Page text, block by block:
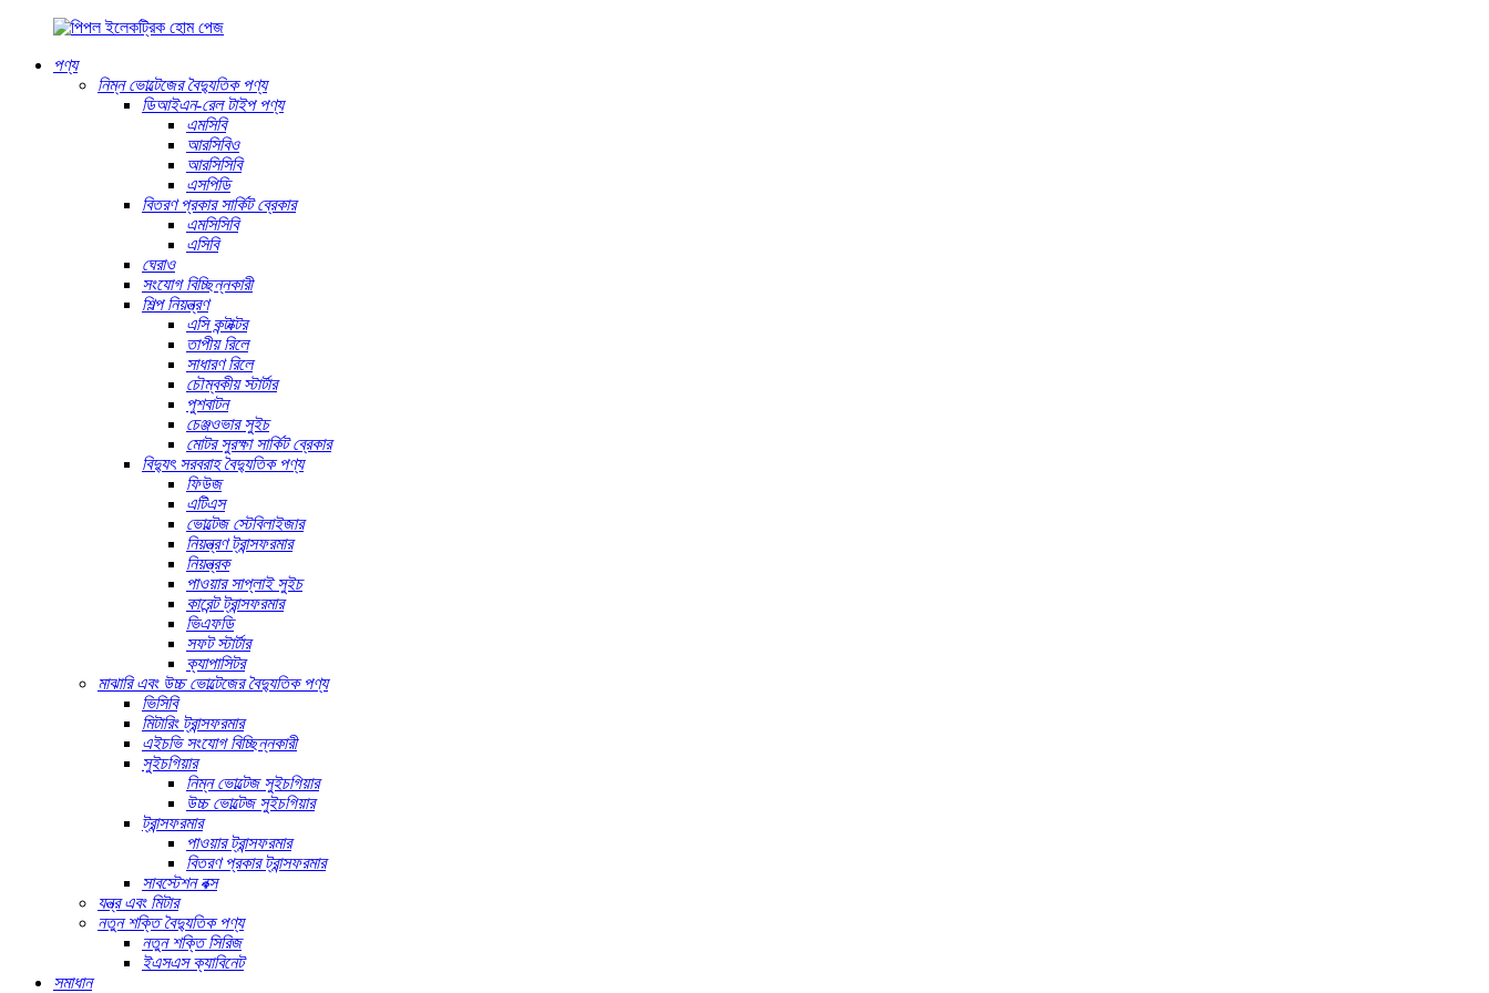
পণ্য
নিম্ন ভোল্টেজের বৈদ্যুতিক পণ্য
ডিআইএন-রেল টাইপ পণ্য
এমসিবি
আরসিবিও
আরসিসিবি
এসপিডি
বিতরণ প্রকার সার্কিট ব্রেকার
এমসিসিবি
এসিবি
ঘেরাও
সংযোগ বিচ্ছিন্নকারী
শিল্প নিয়ন্ত্রণ
এসি কন্টাক্টর
তাপীয় রিলে
সাধারণ রিলে
চৌম্বকীয় স্টার্টার
পুশবাটন
চেঞ্জওভার সুইচ
মোটর সুরক্ষা সার্কিট ব্রেকার
বিদ্যুৎ সরবরাহ বৈদ্যুতিক পণ্য
ফিউজ
এটিএস
ভোল্টেজ স্টেবিলাইজার
নিয়ন্ত্রণ ট্রান্সফরমার
নিয়ন্ত্রক
পাওয়ার সাপ্লাই সুইচ
কারেন্ট ট্রান্সফরমার
ভিএফডি
সফট স্টার্টার
ক্যাপাসিটর
মাঝারি এবং উচ্চ ভোল্টেজের বৈদ্যুতিক পণ্য
ভিসিবি
মিটারিং ট্রান্সফরমার
এইচভি সংযোগ বিচ্ছিন্নকারী
সুইচগিয়ার
নিম্ন ভোল্টেজ সুইচগিয়ার
উচ্চ ভোল্টেজ সুইচগিয়ার
ট্রান্সফরমার
পাওয়ার ট্রান্সফরমার
বিতরণ প্রকার ট্রান্সফরমার
সাবস্টেশন বক্স
যন্ত্র এবং মিটার
নতুন শক্তি বৈদ্যুতিক পণ্য
নতুন শক্তি সিরিজ
ইএসএস ক্যাবিনেট
সমাধান